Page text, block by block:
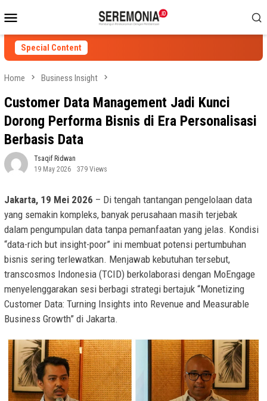
to
contentMenu
Special Content
Home Business Insight
Customer Data Management Jadi Kunci
Dorong Performa Bisnis di Era Personalisasi
Berbasis Data
Tsaqif Ridwan
19 May 2026
379 Views
Jakarta, 19 Mei 2026 – Di tengah tantangan pengelolaan data
yang semakin kompleks, banyak perusahaan masih terjebak
dalam pengumpulan data tanpa pemanfaatan yang jelas. Kondisi
“data-rich but insight-poor” ini membuat potensi pertumbuhan
bisnis sering terlewatkan. Menjawab kebutuhan tersebut,
transcosmos Indonesia (TCID) berkolaborasi dengan MoEngage
menyelenggarakan sesi berbagi strategi bertajuk “Monetizing
Customer Data: Turning Insights into Revenue and Measurable
Business Growth” di Jakarta.